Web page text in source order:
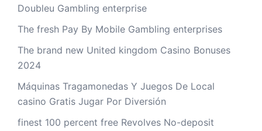
Doubleu Gambling enterprise
The fresh Pay By Mobile Gambling enterprises
The brand new United kingdom Casino Bonuses
2024
Máquinas Tragamonedas Y Juegos De Local
casino Gratis Jugar Por Diversión
finest 100 percent free Revolves No-deposit